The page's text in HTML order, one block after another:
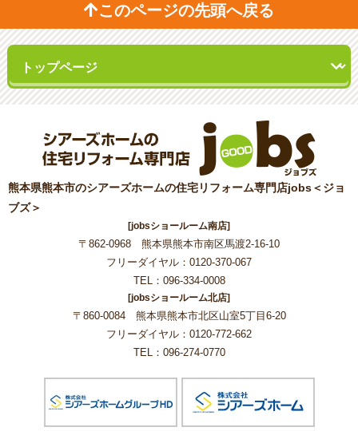
このページの先頭へ戻る
熊本県熊本市のシアーズホームの住宅リフォーム専門店jobs＜ジョ
ブズ＞
[jobsショールーム南店]
〒862-0968 熊本県熊本市南区馬渡2-16-10
フリーダイヤル：0120-370-067
TEL：096-334-0008
[jobsショールーム北店]
〒860-0084 熊本県熊本市北区山室5丁目6-20
フリーダイヤル：0120-772-662
TEL：096-274-0770